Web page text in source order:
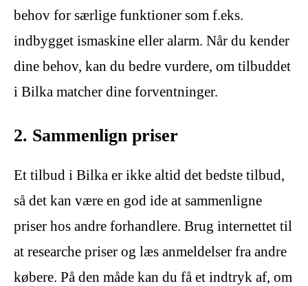
behov for særlige funktioner som f.eks.
indbygget ismaskine eller alarm. Når du kender
dine behov, kan du bedre vurdere, om tilbuddet
i Bilka matcher dine forventninger.
2. Sammenlign priser
Et tilbud i Bilka er ikke altid det bedste tilbud,
så det kan være en god ide at sammenligne
priser hos andre forhandlere. Brug internettet til
at researche priser og læs anmeldelser fra andre
købere. På den måde kan du få et indtryk af, om